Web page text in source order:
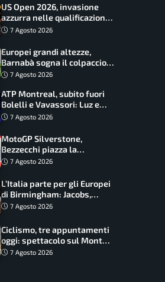
US Open 2026, invasione
azzurra nelle qualificazioni:
17 italiani a caccia del main
7 Agosto 2026
Europei grandi altezze,
Barnabà sogna il colpaccio:
è leader a metà gara, Baraldi
7 Agosto 2026
ATP Montreal, subito fuori
Bolelli e Vavassori: Luz e
Matos fermano gli azzurri
7 Agosto 2026
MotoGP Silverstone,
Bezzecchi piazza la
zampata: Aprilia domina,
7 Agosto 2026
L’Italia parte per gli Europei
di Birmingham: Jacobs,
Tamberi e Battocletti
guidano una spedizione
record
7 Agosto 2026
Ciclismo, tre appuntamenti
oggi: spettacolo sul Mont
Ventoux, orari e come
7 Agosto 2026